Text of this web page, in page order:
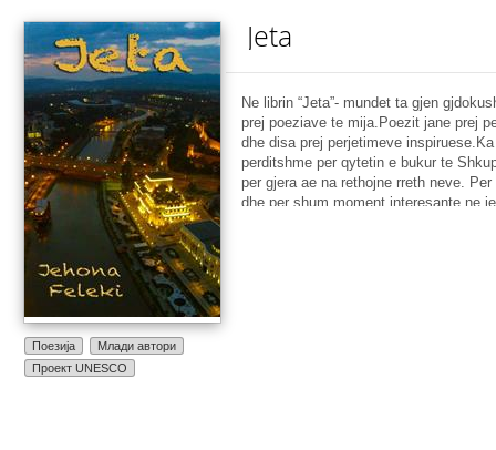
Поезија
Млади автори
Проект UNESCO
Jeta
Ne librin “Jeta”- mundet ta gjen
prej poeziave te mija.Poezit jane prej
dhe disa prej perjetimeve
perditshme per qytetin e bukur te
per gjera ae na rethojne rreth neve.
dhe per shum moment interesante ne